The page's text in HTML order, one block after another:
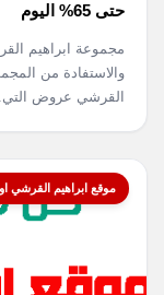
حتى 65% اليوم
مجموعة ابراهيم
والاستفادة من
القرشي عروض
موقع ابراهيم القرشي